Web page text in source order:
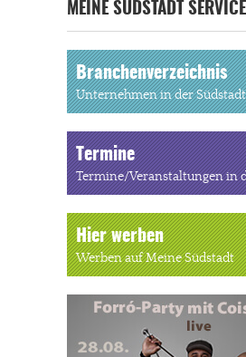
MEINE SÜDSTADT SERVICE
Branchenverzeichnis
Unternehmen in der Südstadt
Termine
Termine/Veranstaltungen in
Hier werben
Werben auf Meine Südstadt